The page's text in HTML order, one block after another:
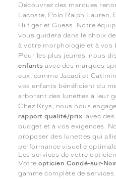
Découvrez des marques
Lacoste, Polo Ralph Lauren,
Hilfiger et Guess. Notre
vous guidera dans le choix
à votre morphologie et à vos
Pour les plus jeunes, nous
enfants avec des marques
eux, comme Jacadi et
vos enfants bénéficient du
arborant des lunettes à leur
Chez Krys, nous nous
rapport qualité/prix , avec
budget et à vos exigences.
proposer des lunettes qui
performance visuelle
Les services de votre
Votreopticien Condé-sur-
gamme complète de